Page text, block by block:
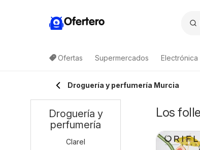
Ofertero
Ofertas Supermercados Electrónica
Droguería y perfumería Murcia
Los
Droguería y
perfumería
Clarel